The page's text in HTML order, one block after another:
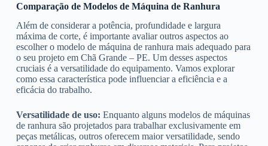
Comparação de Modelos de Máquina de Ranhura
Além de considerar a potência, profundidade e largura
máxima de corte, é importante avaliar outros aspectos ao
escolher o modelo de máquina de ranhura mais adequado para
o seu projeto em Chã Grande – PE. Um desses aspectos
cruciais é a versatilidade do equipamento. Vamos explorar
como essa característica pode influenciar a eficiência e a
eficácia do trabalho.
Versatilidade de uso: Enquanto alguns modelos de máquinas
de ranhura são projetados para trabalhar exclusivamente em
peças metálicas, outros oferecem maior versatilidade, sendo